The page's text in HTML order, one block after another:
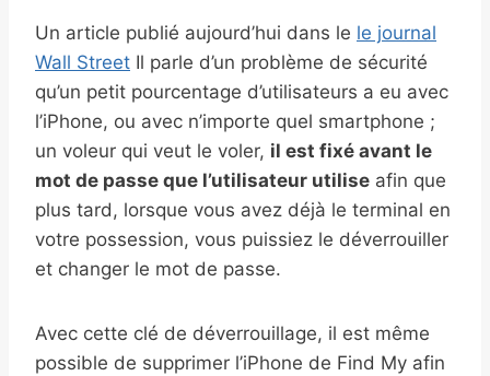
Un article publié aujourd’hui dans le le journal
Wall Street Il parle d’un problème de sécurité
qu’un petit pourcentage d’utilisateurs a eu avec
l’iPhone, ou avec n’importe quel smartphone ;
un voleur qui veut le voler, il est fixé avant le
mot de passe que l’utilisateur utilise afin que
plus tard, lorsque vous avez déjà le terminal en
votre possession, vous puissiez le déverrouiller
et changer le mot de passe.
Avec cette clé de déverrouillage, il est même
possible de supprimer l’iPhone de Find My afin